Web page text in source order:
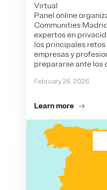
Virtual
Panel online
Communities
expertos en
los principales retos
empresas y
prepararse ante los
February 24, 2026
Learn more